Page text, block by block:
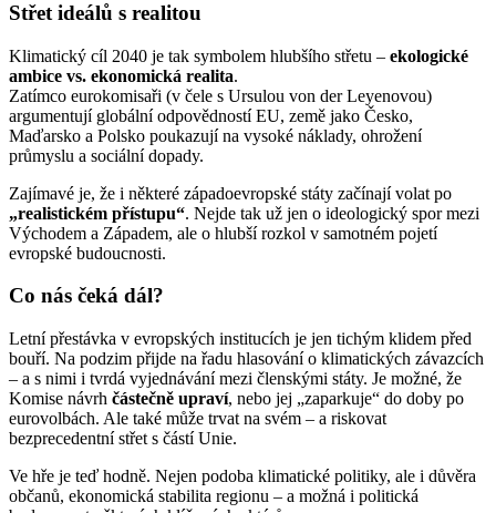
Střet ideálů s realitou
Klimatický cíl 2040 je tak symbolem hlubšího střetu – ekologické
ambice vs. ekonomická realita.
Zatímco eurokomisaři (v čele s Ursulou von der Leyenovou)
argumentují globální odpovědností EU, země jako Česko,
Maďarsko a Polsko poukazují na vysoké náklady, ohrožení
průmyslu a sociální dopady.
Zajímavé je, že i některé západoevropské státy začínají volat po
„realistickém přístupu“. Nejde tak už jen o ideologický spor mezi
Východem a Západem, ale o hlubší rozkol v samotném pojetí
evropské budoucnosti.
Co nás čeká dál?
Letní přestávka v evropských institucích je jen tichým klidem před
bouří. Na podzim přijde na řadu hlasování o klimatických závazcích
– a s nimi i tvrdá vyjednávání mezi členskými státy. Je možné, že
Komise návrh částečně upraví, nebo jej „zaparkuje“ do doby po
eurovolbách. Ale také může trvat na svém – a riskovat
bezprecedentní střet s částí Unie.
Ve hře je teď hodně. Nejen podoba klimatické politiky, ale i důvěra
občanů, ekonomická stabilita regionu – a možná i politická